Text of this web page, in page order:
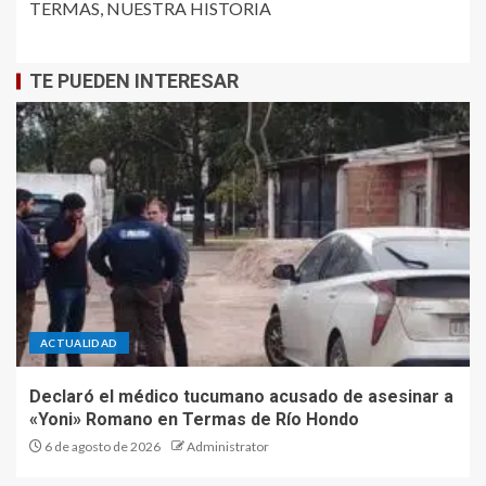
TERMAS, NUESTRA HISTORIA
TE PUEDEN INTERESAR
ACTUALIDAD
Declaró el médico tucumano acusado de asesinar a
«Yoni» Romano en Termas de Río Hondo
6 de agosto de 2026 Administrator